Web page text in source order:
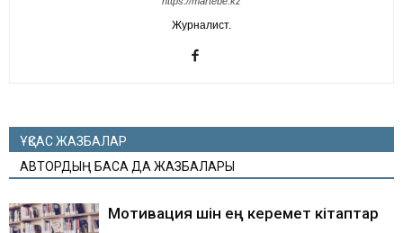
Журналист.
ҰҚСАС ЖАЗБАЛАР
АВТОРДЫҢ БАСҚА ДА ЖАЗБАЛАРЫ
Мотивация үшін ең керемет кітаптар